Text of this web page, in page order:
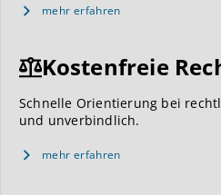
mehr erfahren
Kostenfreie
Schnelle Orientierung bei
und unverbindlich.
mehr erfahren